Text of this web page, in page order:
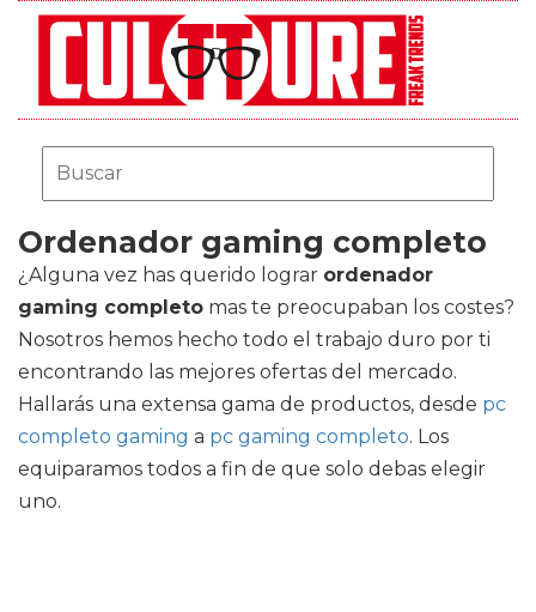
Ordenador gaming completo
¿Alguna vez has querido lograr ordenador
gaming completo mas te preocupaban los costes?
Nosotros hemos hecho todo el trabajo duro por ti
encontrando las mejores ofertas del mercado.
Hallarás una extensa gama de productos, desde pc
completo gaming a pc gaming completo. Los
equiparamos todos a fin de que solo debas elegir
uno.